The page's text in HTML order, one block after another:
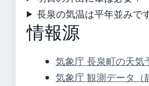
長泉の気温は平年並みで
情報源
気象庁 長泉町の天気
気象庁 観測データ（